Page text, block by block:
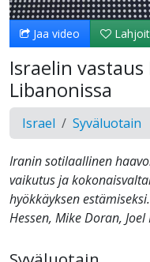
Jaa video
Israelin
Libanonissa
Israel Syväluotain
Iranin sotilaallinen
vaikutus ja
hyökkäyksen
Hessen, Mike Doran,